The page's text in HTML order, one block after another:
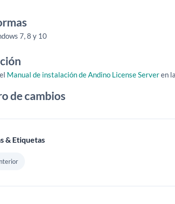
7, 8 y 10
Manual de instalación de Andino License Serveren
de cambios
& Etiquetas